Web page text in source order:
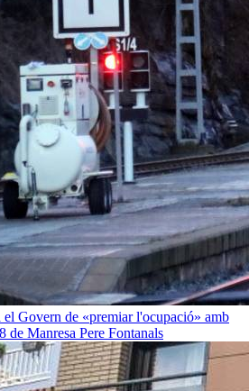
el Govern de «premiar l'ocupació» amb
de Manresa Pere Fontanals